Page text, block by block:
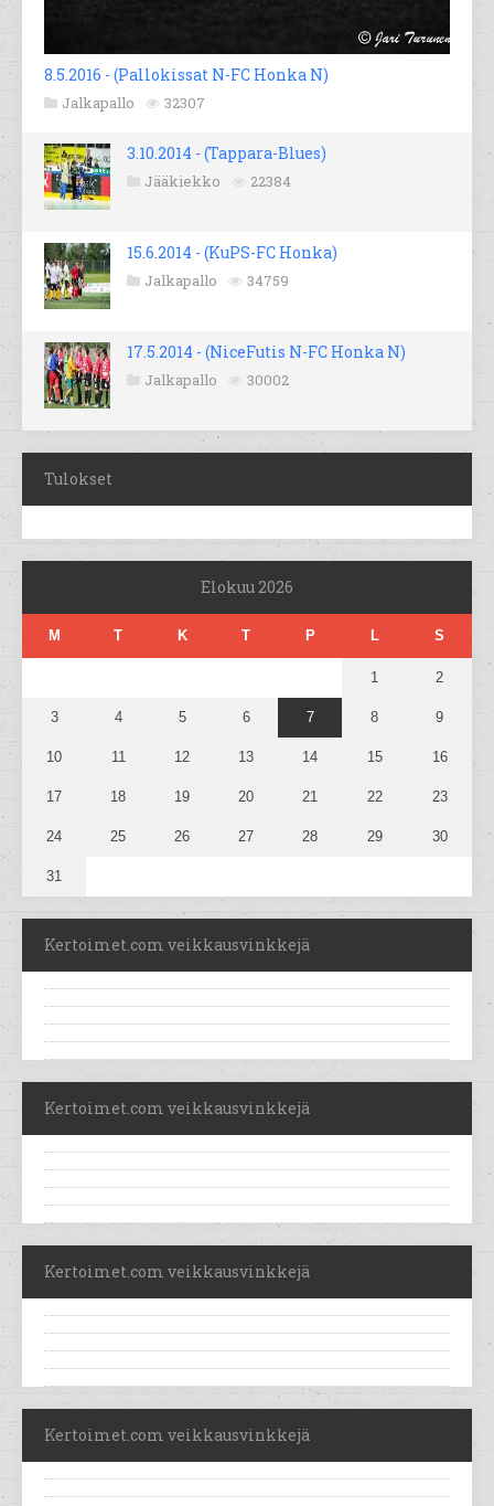
8.5.2016 - (Pallokissat N-FC Honka N)
Jalkapallo 32307
3.10.2014 - (Tappara-Blues)
Jääkiekko 22384
15.6.2014 - (KuPS-FC Honka)
Jalkapallo 34759
17.5.2014 - (NiceFutis N-FC Honka N)
Jalkapallo 30002
Tulokset
Elokuu 2026
M T K T P L S
1 2
3 4 5 6 7 8 9
10 11 12 13 14 15 16
17 18 19 20 21 22 23
24 25 26 27 28 29 30
31
Kertoimet.com veikkausvinkkejä
Kertoimet.com veikkausvinkkejä
Kertoimet.com veikkausvinkkejä
Kertoimet.com veikkausvinkkejä